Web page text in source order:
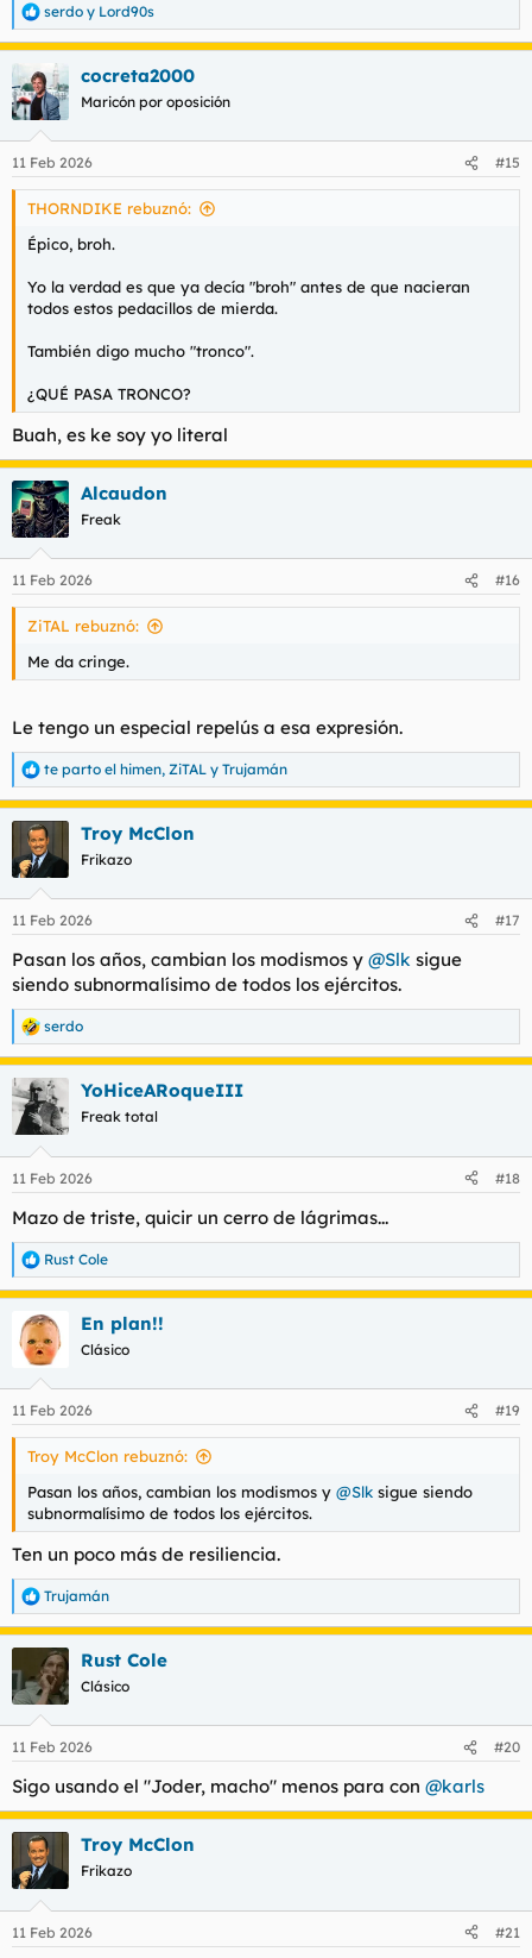
R
e
a
c
c
i
e
s
serdo y Lord90s
cocreta2000
Maricón por oposición
11 Feb 2026 #15
THORNDIKE rebuznó:
Épico, broh.
Yo la verdad es que ya decía "broh" antes de que nacieran
todos estos pedacillos de mierda.
También digo mucho "tronco".
¿QUÉ PASA TRONCO?
Buah, es ke soy yo literal
Alcaudon
Freak
11 Feb 2026 #16
ZiTAL rebuznó:
Me da cringe.
Le tengo un especial repelús a esa expresión.
R
e
a
c
i
e
:
te parto el himen, ZiTAL y Trujamán
Troy McClon
Frikazo
11 Feb 2026 #17
Pasan los años, cambian los modismos y @Slk sigue
siendo subnormalísimo de todos los ejércitos.
R
e
a
c
c
e
:
serdo
YoHiceARoqueIII
Freak total
11 Feb 2026 #18
Mazo de triste, quicir un cerro de lágrimas...
R
e
a
c
c
e
s
Rust Cole
En plan!!
Clásico
11 Feb 2026 #19
Troy McClon rebuznó:
Pasan los años, cambian los modismos y @Slk sigue siendo
subnormalísimo de todos los ejércitos.
Ten un poco más de resiliencia.
R
e
a
c
i
e
s
:
Trujamán
Rust Cole
Clásico
11 Feb 2026 #20
Sigo usando el "Joder, macho" menos para con @karls
Troy McClon
Frikazo
11 Feb 2026 #21